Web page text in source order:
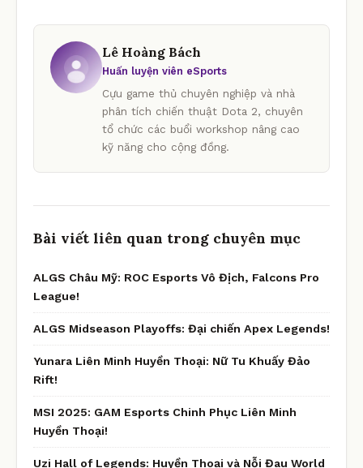
Lê Hoàng Bách
Huấn luyện viên eSports
Cựu game thủ chuyên nghiệp và nhà
phân tích chiến thuật Dota 2, chuyên
tổ chức các buổi workshop nâng cao
kỹ năng cho cộng đồng.
Bài viết liên quan trong chuyên mục
ALGS Châu Mỹ: ROC Esports Vô Địch, Falcons Pro
League!
ALGS Midseason Playoffs: Đại chiến Apex Legends!
Yunara Liên Minh Huyền Thoại: Nữ Tu Khuấy Đảo
Rift!
MSI 2025: GAM Esports Chinh Phục Liên Minh
Huyền Thoại!
Uzi Hall of Legends: Huyền Thoại và Nỗi Đau World